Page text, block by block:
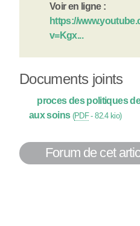
Voir en ligne :
https://
v=Kgx...
Documents joints
proces des politiques
aux soins (PDF-82.4 kio)
Forum de cet